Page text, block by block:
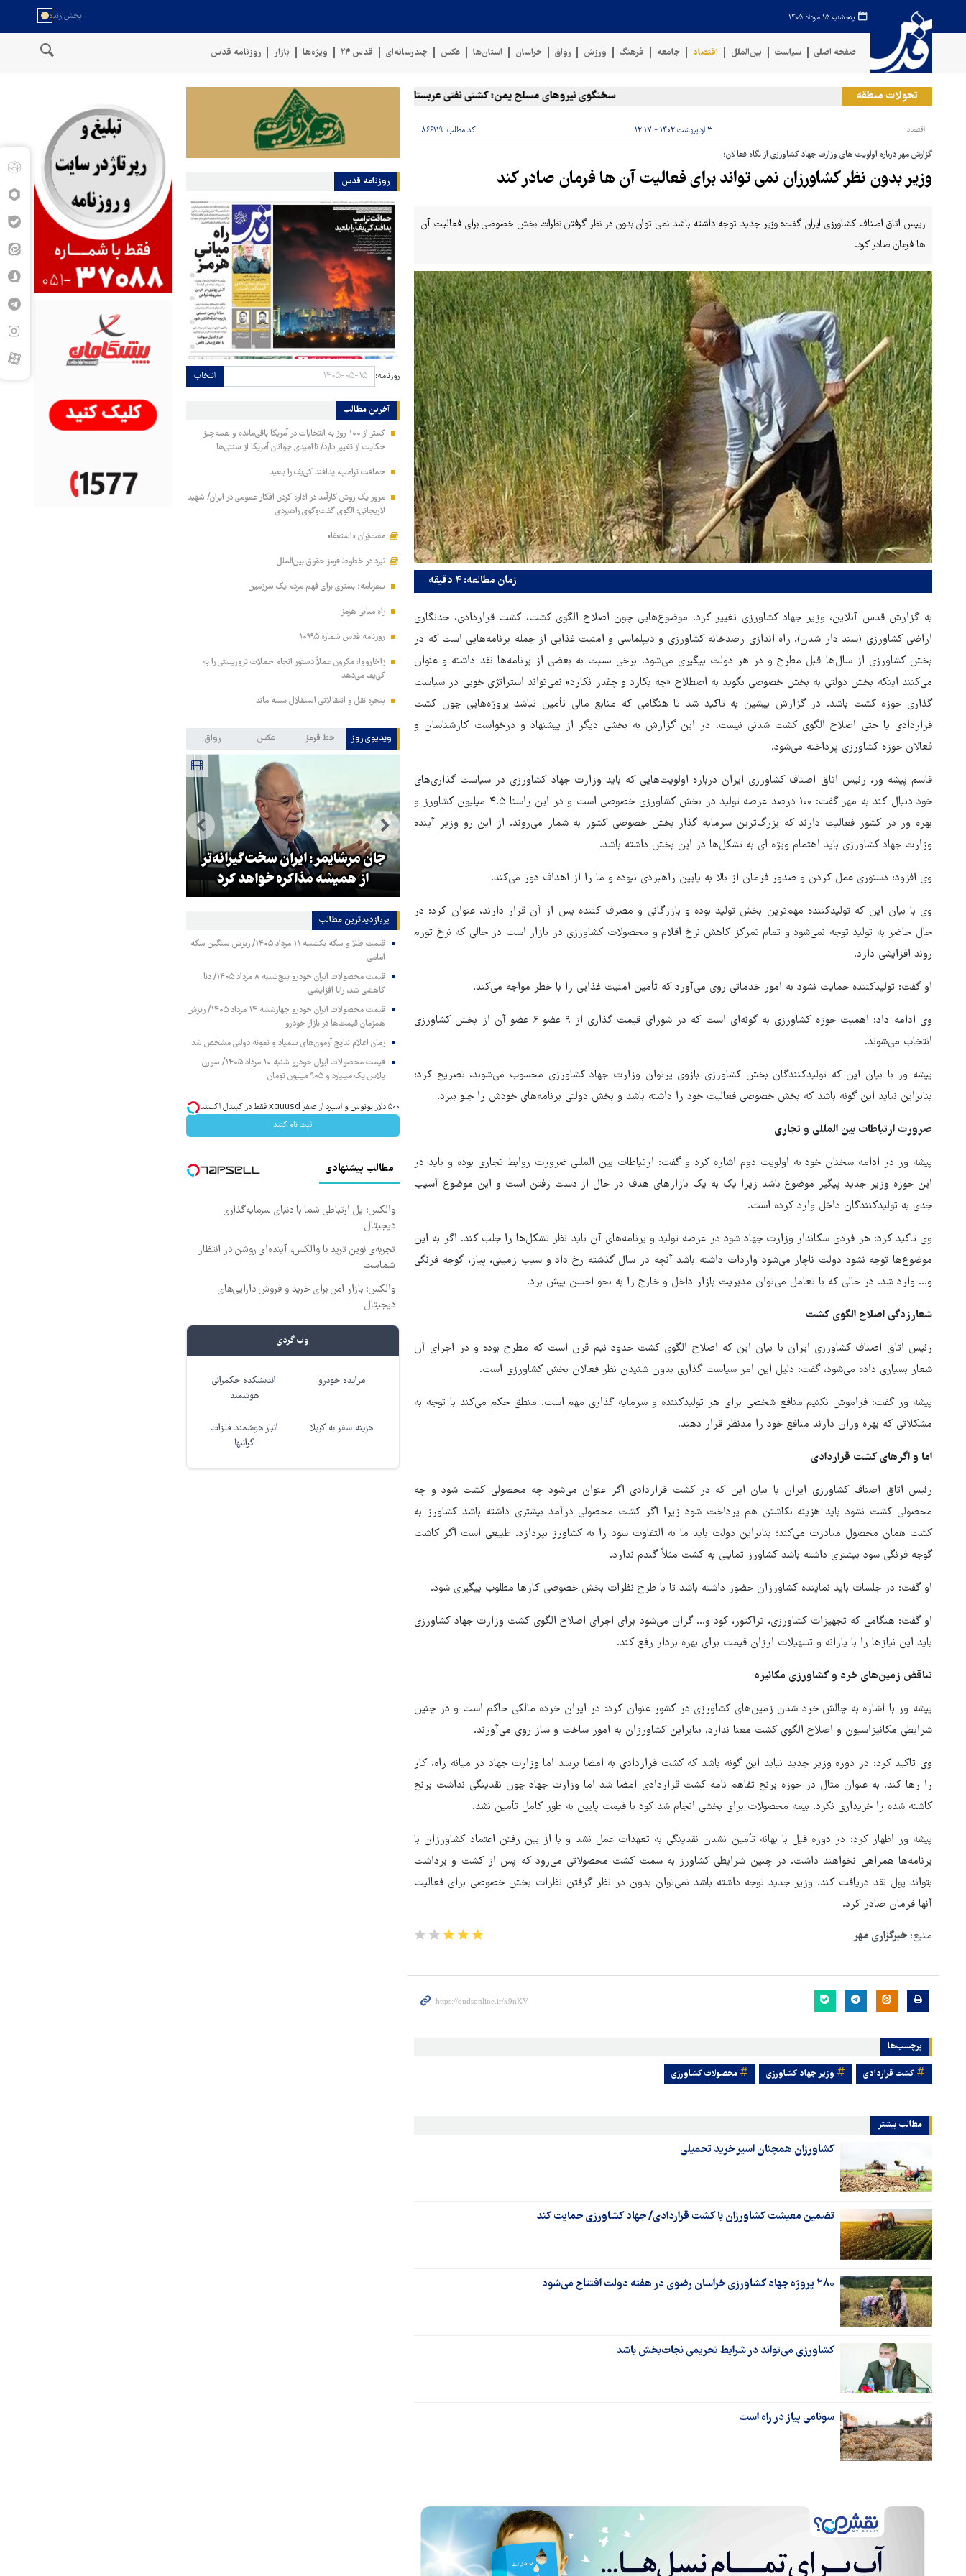
پنجشنبه ۱۵ مرداد ۱۴۰۵
صفحه اصلی سیاست بین‌الملل اقتصاد جامعه فرهنگ ورزش رواق خراسان استان‌ها عکس چندرسانه‌ای قدس ۲۴ ویژه‌ها بازار روزنامه قدس
تحولات منطقه سخنگوی نیروهای مسلح یمن: کشتی نفتی عربستان را با موشک بالستیک هدف قرار دادیم
اقتصاد ۳ اردیبهشت ۱۴۰۲ - ۱۲:۱۷ کد مطلب: ۸۶۶۱۱۹
گزارش مهر درباره اولویت های وزارت جهاد کشاورزی از نگاه فعالان؛
وزیر بدون نظر کشاورزان نمی تواند برای فعالیت آن ها فرمان صادر کند
رییس اتاق اصناف کشاورزی ایران گفت: وزیر جدید توجه داشته باشد نمی توان بدون در نظر گرفتن نظرات بخش خصوصی برای فعالیت آن
ها فرمان صادر کرد.
زمان مطالعه: ۴ دقیقه
به گزارش قدس آنلاین، وزیر جهاد کشاورزی تغییر کرد. موضوع‌هایی چون اصلاح الگوی کشت، کشت قراردادی، حدنگاری
اراضی کشاورزی (سند دار شدن)، راه اندازی رصدخانه کشاورزی و دیپلماسی و امنیت غذایی از جمله برنامه‌هایی است که در
بخش کشاورزی از سال‌ها قبل مطرح و در هر دولت پیگیری می‌شود. برخی نسبت به بعضی از برنامه‌ها نقد داشته و عنوان
می‌کنند اینکه بخش دولتی به بخش خصوصی بگوید به اصطلاح «چه بکارد و چقدر نکارد» نمی‌تواند استراتژی خوبی در سیاست
گذاری حوزه کشت باشد. در گزارش پیشین به تاکید شد تا هنگامی که منابع مالی تأمین نباشد پروژه‌هایی چون کشت
قراردادی یا حتی اصلاح الگوی کشت شدنی نیست. در این گزارش به بخشی دیگر از پیشنهاد و درخواست کارشناسان و
فعالان حوزه کشاورزی پرداخته می‌شود.
قاسم پیشه ور، رئیس اتاق اصناف کشاورزی ایران درباره اولویت‌هایی که باید وزارت جهاد کشاورزی در سیاست گذاری‌های
خود دنبال کند به مهر گفت: ۱۰۰ درصد عرصه تولید در بخش کشاورزی خصوصی است و در این راستا ۴.۵ میلیون کشاورز و
بهره ور در کشور فعالیت دارند که بزرگ‌ترین سرمایه گذار بخش خصوصی کشور به شمار می‌روند. از این رو وزیر آینده
وزارت جهاد کشاورزی باید اهتمام ویژه ای به تشکل‌ها در این بخش داشته باشد.
وی افزود: دستوری عمل کردن و صدور فرمان از بالا به پایین راهبردی نبوده و ما را از اهداف دور می‌کند.
وی با بیان این که تولیدکننده مهم‌ترین بخش تولید بوده و بازرگانی و مصرف کننده پس از آن قرار دارند، عنوان کرد: در
حال حاضر به تولید توجه نمی‌شود و تمام تمرکز کاهش نرخ اقلام و محصولات کشاورزی در بازار است در حالی که نرخ تورم
روند افزایشی دارد.
او گفت: تولیدکننده حمایت نشود به امور خدماتی روی می‌آورد که تأمین امنیت غذایی را با خطر مواجه می‌کند.
وی ادامه داد: اهمیت حوزه کشاورزی به گونه‌ای است که در شورای قیمت گذاری از ۹ عضو ۶ عضو آن از بخش کشاورزی
انتخاب می‌شوند.
پیشه ور با بیان این که تولیدکنندگان بخش کشاورزی بازوی پرتوان وزارت جهاد کشاورزی محسوب می‌شوند، تصریح کرد:
بنابراین نباید این گونه باشد که بخش خصوصی فعالیت خود را داشته باشد و بخش دولتی برنامه‌های خودش را جلو ببرد.
ضرورت ارتباطات بین المللی و تجاری
پیشه ور در ادامه سخنان خود به اولویت دوم اشاره کرد و گفت: ارتباطات بین المللی ضرورت روابط تجاری بوده و باید در
این حوزه وزیر جدید پیگیر موضوع باشد زیرا یک به یک بازارهای هدف در حال از دست رفتن است و این موضوع آسیب
جدی به تولیدکنندگان داخل وارد کرده است.
وی تاکید کرد: هر فردی سکاندار وزارت جهاد شود در عرصه تولید و برنامه‌های آن باید نظر تشکل‌ها را جلب کند. اگر به این
موضوع‌ها توجه نشود دولت ناچار می‌شود واردات داشته باشد آنچه در سال گذشته رخ داد و سیب زمینی، پیاز، گوجه فرنگی
و… وارد شد. در حالی که با تعامل می‌توان مدیریت بازار داخل و خارج را به نحو احسن پیش برد.
شعارزدگی اصلاح الگوی کشت
رئیس اتاق اصناف کشاورزی ایران با بیان این که اصلاح الگوی کشت حدود نیم قرن است که مطرح بوده و در اجرای آن
شعار بسیاری داده می‌شود، گفت: دلیل این امر سیاست گذاری بدون شنیدن نظر فعالان بخش کشاورزی است.
پیشه ور گفت: فراموش نکنیم منافع شخصی برای هر تولیدکننده و سرمایه گذاری مهم است. منطق حکم می‌کند با توجه به
مشکلاتی که بهره وران دارند منافع خود را مدنظر قرار دهند.
اما و اگرهای کشت قراردادی
رئیس اتاق اصناف کشاورزی ایران با بیان این که در کشت قراردادی اگر عنوان می‌شود چه محصولی کشت شود و چه
محصولی کشت نشود باید هزینه نکاشتن هم پرداخت شود زیرا اگر کشت محصولی درآمد بیشتری داشته باشد کشاورز به
کشت همان محصول مبادرت می‌کند؛ بنابراین دولت باید ما به التفاوت سود را به کشاورز بپردازد. طبیعی است اگر کاشت
گوجه فرنگی سود بیشتری داشته باشد کشاورز تمایلی به کشت مثلاً گندم ندارد.
او گفت: در جلسات باید نماینده کشاورزان حضور داشته باشد تا با طرح نظرات بخش خصوصی کارها مطلوب پیگیری شود.
او گفت: هنگامی که تجهیزات کشاورزی، تراکتور، کود و… گران می‌شود برای اجرای اصلاح الگوی کشت وزارت جهاد کشاورزی
باید این نیازها را با یارانه و تسهیلات ارزان قیمت برای بهره بردار رفع کند.
تناقض زمین‌های خرد و کشاورزی مکانیزه
پیشه ور با اشاره به چالش خرد شدن زمین‌های کشاورزی در کشور عنوان کرد: در ایران خرده مالکی حاکم است و در چنین
شرایطی مکانیزاسیون و اصلاح الگوی کشت معنا ندارد. بنابراین کشاورزان به امور ساخت و ساز روی می‌آورند.
وی تاکید کرد: در دوره وزیر جدید نباید این گونه باشد که کشت قراردادی به امضا برسد اما وزارت جهاد در میانه راه، کار
را رها کند. به عنوان مثال در حوزه برنج تفاهم نامه کشت قراردادی امضا شد اما وزارت جهاد چون نقدینگی نداشت برنج
کاشته شده را خریداری نکرد. بیمه محصولات برای بخشی انجام شد کود با قیمت پایین به طور کامل تأمین نشد.
پیشه ور اظهار کرد: در دوره قبل با بهانه تأمین نشدن نقدینگی به تعهدات عمل نشد و با از بین رفتن اعتماد کشاورزان با
برنامه‌ها همراهی نخواهند داشت. در چنین شرایطی کشاورز به سمت کشت محصولاتی می‌رود که پس از کشت و برداشت
بتواند پول نقد دریافت کند. وزیر جدید توجه داشته باشد نمی‌توان بدون در نظر گرفتن نظرات بخش خصوصی برای فعالیت
آنها فرمان صادر کرد.
منبع: خبرگزاری مهر
برچسب‌ها
کشت قراردادی وزیر جهاد کشاورزی محصولات کشاورزی
مطالب بیشتر
کشاورزان همچنان اسیر خرید تحمیلی
تضمین معیشت کشاورزان با کشت قراردادی/ جهاد کشاورزی حمایت کند
۲۸۰ پروژه جهاد کشاورزی خراسان رضوی در هفته دولت افتتاح می‌شود
کشاورزی می‌تواند در شرایط تحریمی نجات‌بخش باشد
سونامی پیاز در راه است
روزنامه قدس
روزنامه: انتخاب
آخرین مطالب
کمتر از ۱۰۰ روز به انتخابات در آمریکا باقی‌مانده و همه‌چیز
حکایت از تغییر دارد/ ناامیدی جوانان آمریکا از سنتی‌ها
حماقت ترامپ، پدافند کی‌یف را بلعید
مرور یک روش کارآمد در اداره کردن افکار عمومی در ایران/ شهید
لاریجانی؛ الگوی گفت‌وگوی راهبردی
مفت‌بَران «استعفا»
نبرد در خطوط قرمز حقوق بین‌الملل
سفرنامه؛ بستری برای فهم مردم یک سرزمین
راه میانی هرمز
روزنامه قدس شماره ۱۰۹۹۵
زاخارووا: مکرون عملاً دستور انجام حملات تروریستی را به
کی‌یف می‌دهد
پنجره‌ نقل و انتقالاتی استقلال بسته ماند
ویدیوی روز خط قرمز عکس رواق
اربعین امسال
در برابر زائران است
جان مرشایمر: ایران سخت‌گیرانه‌تر
از همیشه مذاکره خواهد کرد
پربازدیدترین‌ مطالب
قیمت طلا و سکه یکشنبه ۱۱ مرداد ۱۴۰۵/ ریزش سنگین سکه
امامی
قیمت محصولات ایران خودرو پنج‌شنبه ۸ مرداد ۱۴۰۵/ دنا
کاهشی شد، رانا افزایشی
قیمت محصولات ایران خودرو چهارشنبه ۱۴ مرداد ۱۴۰۵/ ریزش
همزمان قیمت‌ها در بازار خودرو
زمان اعلام نتایج آزمون‌های سمپاد و نمونه دولتی مشخص شد
قیمت محصولات ایران خودرو شنبه ۱۰ مرداد ۱۴۰۵/ سورن
پلاس یک میلیارد و ۹۰۵ میلیون تومان
۵۰۰ دلار بونوس و اسپرد از صفر xauusd فقط در کپیتال اکستند
ثبت نام کنید
مطالب پیشنهادی
والکس: پل ارتباطی شما با دنیای سرمایه‌گذاری
دیجیتال
تجربه‌ی نوین ترید با والکس، آینده‌ای روشن در انتظار
شماست
والکس: بازار امن برای خرید و فروش دارایی‌های
دیجیتال
وب گردی
مزایده خودرو
اندیشکده حکمرانی
هوشمند
هزینه سفر به کربلا
انبار هوشمند فلزات
گرانبها